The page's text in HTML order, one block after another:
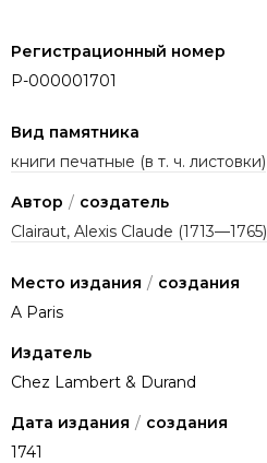
Регистрационный номер
P-000001701
Вид памятника
книги печатные (в т. ч. листовки)
Автор / создатель
Clairaut, Alexis Claude (1713—1765)
Место издания / создания
A Paris
Издатель
Chez Lambert & Durand
Дата издания / создания
1741